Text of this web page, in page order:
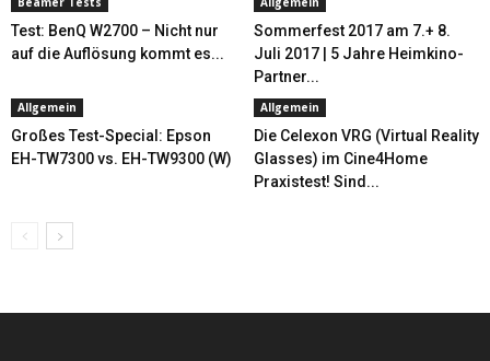
Test: BenQ W2700 – Nicht nur
auf die Auflösung kommt es...
Sommerfest 2017 am 7.+ 8.
Juli 2017 | 5 Jahre Heimkino-
Partner...
Allgemein
Großes Test-Special: Epson
EH-TW7300 vs. EH-TW9300 (W)
Allgemein
Die Celexon VRG (Virtual Reality
Glasses) im Cine4Home
Praxistest! Sind...